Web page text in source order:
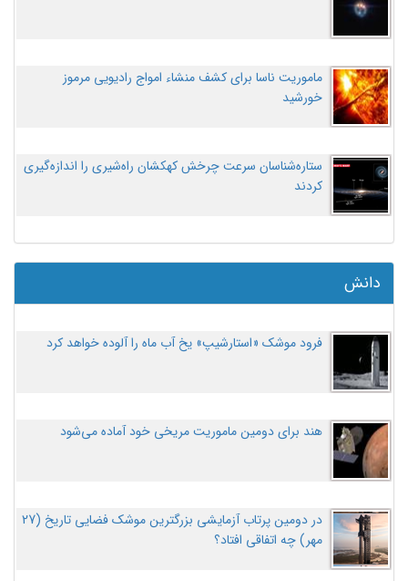
ماموریت ناسا برای کشف منشاء امواج رادیویی مرموز
خورشید
ستاره‌شناسان سرعت چرخش کهکشان راه‌شیری را اندازه‌گیری
کردند
دانش
فرود موشک «استارشیپ» یخ آب ماه را آلوده خواهد کرد
هند برای دومین ماموریت مریخی خود آماده می‌شود
در دومین پرتاب آزمایشی بزرگترین موشک فضایی تاریخ (27
مهر‌) چه اتفاقی افتاد؟